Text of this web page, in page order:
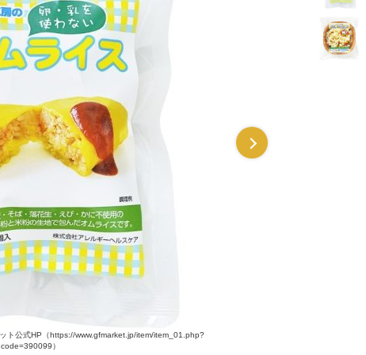
ト公式HP（https://www.gfmarket.jp/item/item_01.php?
code=390099）